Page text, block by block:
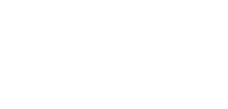
rộng rãi và hiện đại đảm bào an toàn và
hợp về phong thủy cho tất cả các công ty
quý công ty lựa chọn làm nơi đặt trụ sở